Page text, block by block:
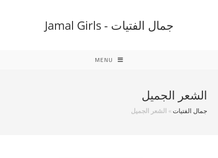
جمال الفتيات - Jamal Girls
MENU
الشعر الجميل
جمال الفتيات» الشعر الجميل